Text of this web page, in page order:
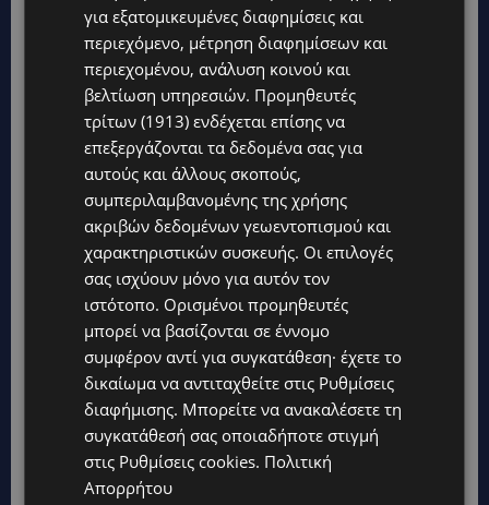
Topics
UPDATES
ΚΑΤΑΓΓΕΛΙΑ: Για άνδρα που φέρεται να παρενοχλούσε
γυναίκες στο Δασούδι – Σε εξέλιξη οι αστυνομικές έρευνες
UPDATES
ΛΕΥΚΩΣΙΑ: Γιατί ένας 16χρονος φέρεται να έβαλε φωτιά σε
ιστορική μπυραρία – Η Αστυνομία αναζητεί το κίνητρο
UPDATES
για εξατομικευμένες διαφημίσεις και
περιεχόμενο, μέτρηση διαφημίσεων και
περιεχομένου, ανάλυση κοινού και
βελτίωση υπηρεσιών. Προμηθευτές
τρίτων (1913) ενδέχεται επίσης να
επεξεργάζονται τα δεδομένα σας για
αυτούς και άλλους σκοπούς,
συμπεριλαμβανομένης της χρήσης
ακριβών δεδομένων γεωεντοπισμού και
χαρακτηριστικών συσκευής. Οι επιλογές
σας ισχύουν μόνο για αυτόν τον
ιστότοπο. Ορισμένοι προμηθευτές
μπορεί να βασίζονται σε έννομο
συμφέρον αντί για συγκατάθεση· έχετε το
δικαίωμα να αντιταχθείτε στις Ρυθμίσεις
διαφήμισης. Μπορείτε να ανακαλέσετε τη
συγκατάθεσή σας οποιαδήποτε στιγμή
στις Ρυθμίσεις cookies. Πολιτική
Απορρήτου